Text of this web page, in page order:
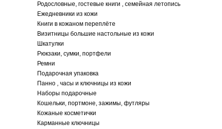
Родословные, гостевые книги , семейная летопись
Ежедневники из кожи
Книги в кожаном переплёте
Визитницы большие настольные из кожи
Шкатулки
Рюкзаки, сумки, портфели
Ремни
Подарочная упаковка
Панно , часы и ключницы из кожи
Наборы подарочные
Кошельки, портмоне, зажимы, футляры
Кожаные косметички
Карманные ключницы